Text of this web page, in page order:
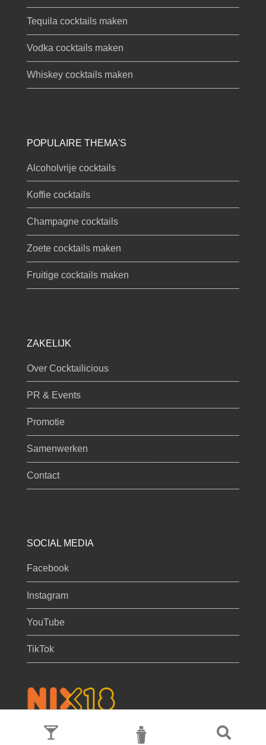
Tequila cocktails maken
Vodka cocktails maken
Whiskey cocktails maken
POPULAIRE THEMA'S
Alcoholvrije cocktails
Koffie cocktails
Champagne cocktails
Zoete cocktails maken
Fruitige cocktails maken
ZAKELIJK
Over Cocktailicious
PR & Events
Promotie
Samenwerken
Contact
SOCIAL MEDIA
Facebook
Instagram
YouTube
TikTok
Privacy & cookies